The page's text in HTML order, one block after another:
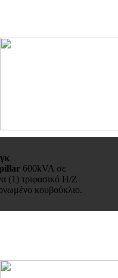
600kVA σε
(1) τριφασικό Η/Ζ
κουβούκλιο.